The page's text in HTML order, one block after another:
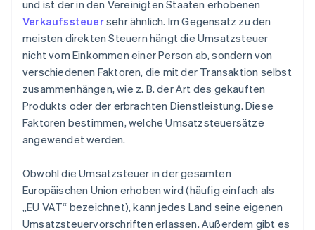
und ist der in den Vereinigten Staaten erhobenen
Verkaufssteuersehr ähnlich. Im Gegensatz zu den
meisten direkten Steuern hängt die Umsatzsteuer
nicht vom Einkommen einer Person ab, sondern von
verschiedenen Faktoren, die mit der Transaktion selbst
zusammenhängen, wie z. B. der Art des gekauften
Produkts oder der erbrachten Dienstleistung. Diese
Faktoren bestimmen, welche Umsatzsteuersätze
angewendet werden.
Obwohl die Umsatzsteuer in der gesamten
Europäischen Union erhoben wird (häufig einfach als
„EU VAT“ bezeichnet), kann jedes Land seine eigenen
Umsatzsteuervorschriften erlassen. Außerdem gibt es